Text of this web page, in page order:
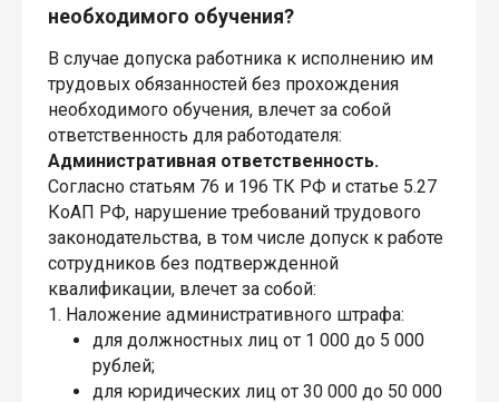
необходимого обучения?
В случае допуска работника к исполнению им
трудовых обязанностей без прохождения
необходимого обучения, влечет за собой
ответственность для работодателя:
Административная ответственность.
Согласно статьям 76 и 196 ТК РФ и статье 5.27
КоАП РФ, нарушение требований трудового
законодательства, в том числе допуск к работе
сотрудников без подтвержденной
квалификации, влечет за собой:
1. Наложение административного штрафа:
для должностных лиц от 1 000 до 5 000
рублей;
для юридических лиц от 30 000 до 50 000